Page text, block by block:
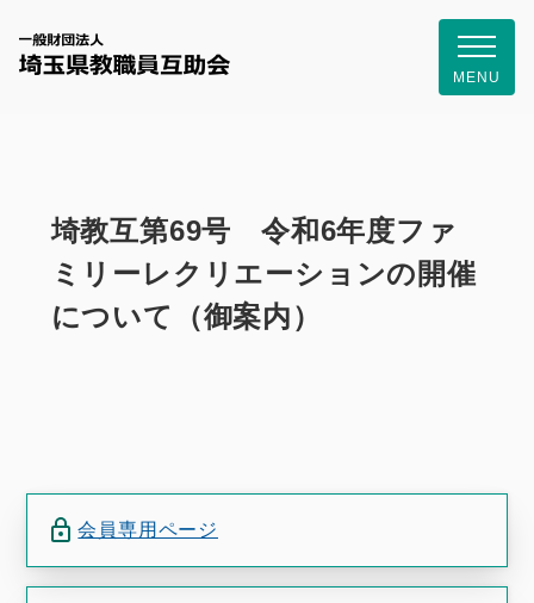
一般財団
MENU
埼教互第69号 令和6年度ファ
ミリーレクリエーションの開催
について（御案内）
会員専用ページ